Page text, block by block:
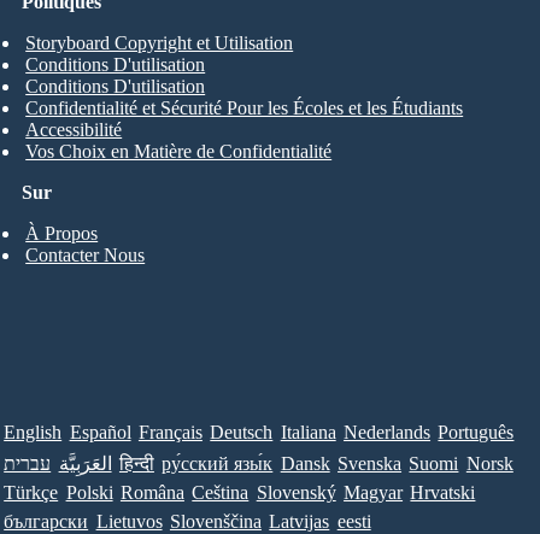
Sur
À Propos
Contacter Nous
Storyboard Copyright et Utilisation
Conditions D'utilisation
Conditions D'utilisation
Confidentialité et Sécurité Pour les Écoles et les Étudiants
Accessibilité
Vos Choix en Matière de Confidentialité
English Español Français Deutsch Italiana Nederlands Português
עברית العَرَبِيَّة हिन्दी ру́сский язы́к Dansk Svenska Suomi Norsk
Türkçe Polski Româna Ceština Slovenský Magyar Hrvatski
български Lietuvos Slovenščina Latvijas eesti